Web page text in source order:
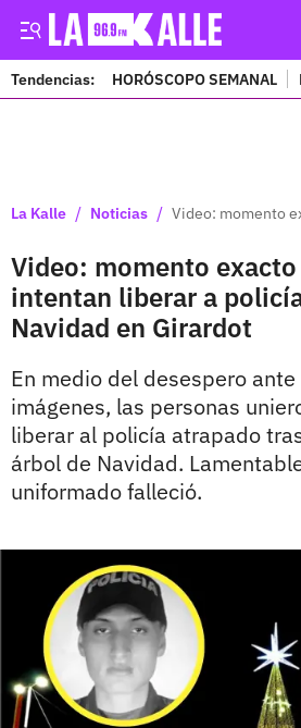
Tendencias: HORÓSCOPO SEMANAL
La Kalle / Noticias / Video: momento
Video: momento
intentan liberar a
Navidad en Girardot
En medio del desespero
imágenes, las personas
liberar al policía atrapado
árbol de Navidad.
uniformado falleció.